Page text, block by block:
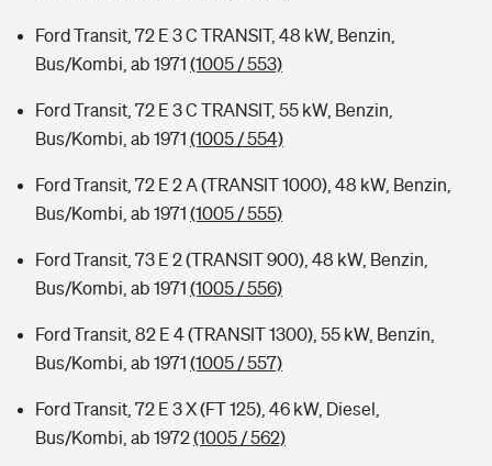
Ford Transit, 72 E 3 C TRANSIT, 48 kW, Benzin,
Bus/Kombi, ab 1971 (1005 / 553)
Ford Transit, 72 E 3 C TRANSIT, 55 kW, Benzin,
Bus/Kombi, ab 1971 (1005 / 554)
Ford Transit, 72 E 2 A (TRANSIT 1000), 48 kW, Benzin,
Bus/Kombi, ab 1971 (1005 / 555)
Ford Transit, 73 E 2 (TRANSIT 900), 48 kW, Benzin,
Bus/Kombi, ab 1971 (1005 / 556)
Ford Transit, 82 E 4 (TRANSIT 1300), 55 kW, Benzin,
Bus/Kombi, ab 1971 (1005 / 557)
Ford Transit, 72 E 3 X (FT 125), 46 kW, Diesel,
Bus/Kombi, ab 1972(1005 / 562)